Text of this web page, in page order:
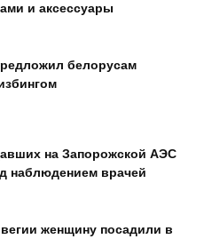
и аксессуары
белорусам
на Запорожской АЭС
наблюдением врачей
женщину посадили в